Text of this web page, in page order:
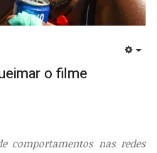
o filme
comportamentos nas redes